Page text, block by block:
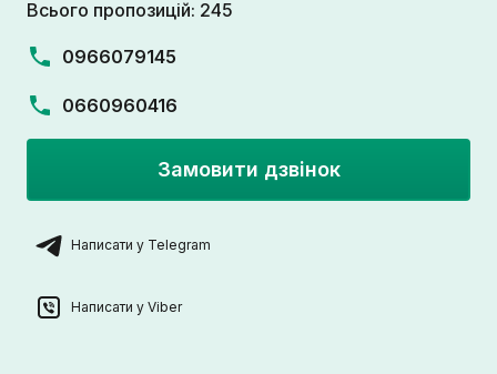
Всього пропозицій: 245
0966079145
0660960416
Замовити дзвінок
Написати у Telegram
Написати у Viber